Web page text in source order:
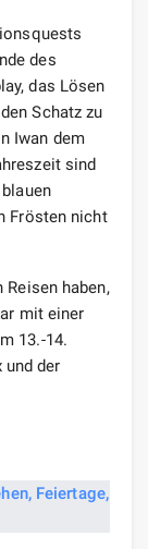
des
das Lösen
Schatz zu
Iwan dem
sind
Frösten nicht
Reisen haben,
mit einer
13.-14.
der